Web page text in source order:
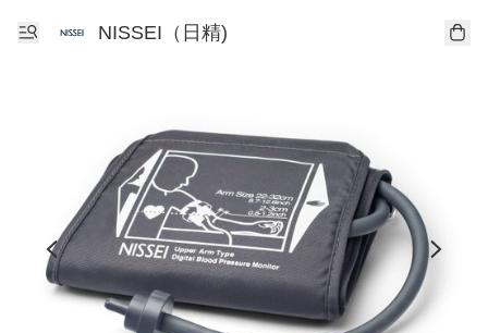
NISSEI（日精)